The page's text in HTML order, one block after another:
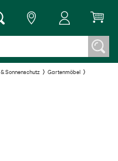
Sonnenschutz
Gartenmöbel